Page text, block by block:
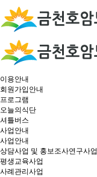
이용안내
회원가입안내
프로그램
오늘의식단
셔틀버스
사업안내
사업안내
상담사업 및 홍보조사연구사업
평생교육사업
사례관리사업